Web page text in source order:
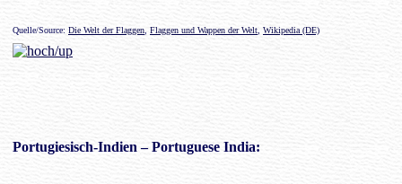
Quelle/Source: Die Welt der Flaggen Flaggen und Wappen der Welt Wikipedia (DE)
Portugiesisch-Indien – Portuguese India: